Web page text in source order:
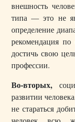
внешность
типа — это не
определение
рекомендация по
достичь свою
профессии.
Во-вторых,
развитии
не стараться